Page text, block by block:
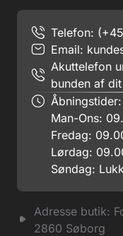
Telefon:
Email:
Akuttelefon
bunden af
Åbningstider:
Man-Ons:
Fredag:
Lørdag:
Søndag:
Adresse butik:
2860 Søborg